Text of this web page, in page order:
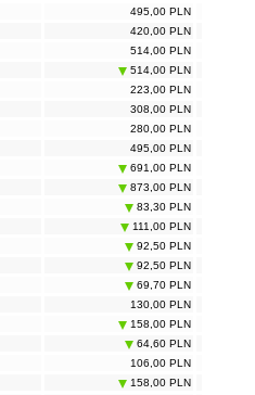
495,00 PLN
420,00 PLN
514,00 PLN
514,00 PLN
223,00 PLN
308,00 PLN
280,00 PLN
495,00 PLN
691,00 PLN
873,00 PLN
83,30 PLN
111,00 PLN
92,50 PLN
92,50 PLN
69,70 PLN
130,00 PLN
158,00 PLN
64,60 PLN
106,00 PLN
158,00 PLN